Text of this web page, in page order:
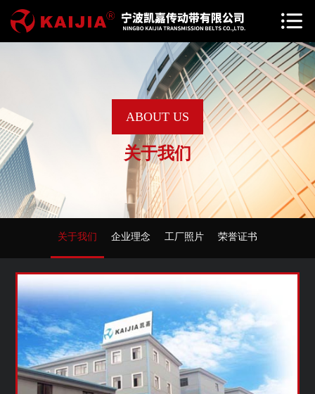
ABOUT US
关于我们
关于我们 企业理念 工厂照片 荣誉证书